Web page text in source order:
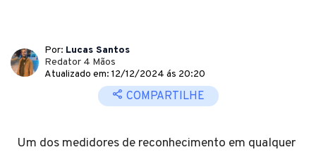
Por: Lucas Santos
Redator 4 Mãos
Atualizado em: 12/12/2024 ás 20:20
COMPARTILHE
Um dos medidores de reconhecimento em qualquer